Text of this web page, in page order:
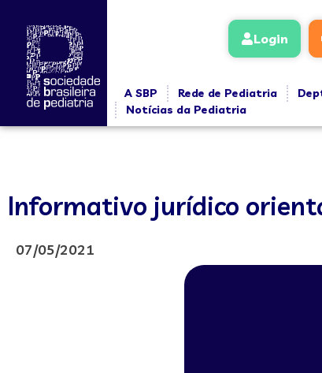
Login
A SBP Rede de Pediatria
Notícias da Pediatria
Informativo jurídico
07/05/2021